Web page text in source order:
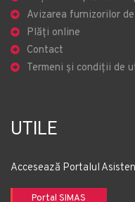
Avizarea furnizorilor
Plăți online
Contact
Termeni și condiții de
UTILE
Accesează Portalul
Portal SIMAS